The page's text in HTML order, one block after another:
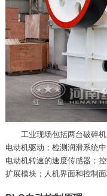
工业现场包括两台破碎
电动机驱动；检测润滑系统
电动机转速的速度传感器；
扩展模块；人机界面和控制